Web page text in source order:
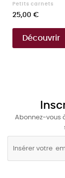
Petits carnets
Prix
25,00 €
Découvrir
Abonnez-vous